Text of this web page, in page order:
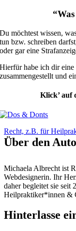
Du möchtest wissen,
tun bzw. schreiben
oder gar eine
Hierfür habe ich dir
zusammengestellt und
Klick’ auf
Recht, z.B. für
Über den
Michaela Albrecht ist
Webdesignerin. Ihr
daher begleitet sie seit
Heilpraktiker*innen &
Hinterlasse